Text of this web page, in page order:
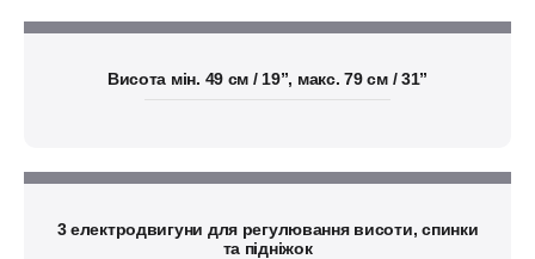
Висота мін. 49 см / 19”, макс. 79 см / 31”
3 електродвигуни для регулювання висоти, спинки
та підніжок